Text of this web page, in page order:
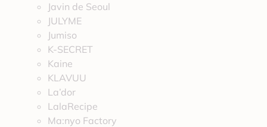
Javin de Seoul
JULYME
Jumiso
K-SECRET
Kaine
KLAVUU
La’dor
LalaRecipe
Ma:nyo Factory